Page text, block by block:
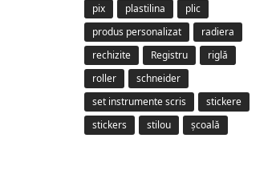
pix
plastilina
plic
produs personalizat
radiera
rechizite
Registru
riglă
roller
schneider
set instrumente scris
stickere
stickers
stilou școală